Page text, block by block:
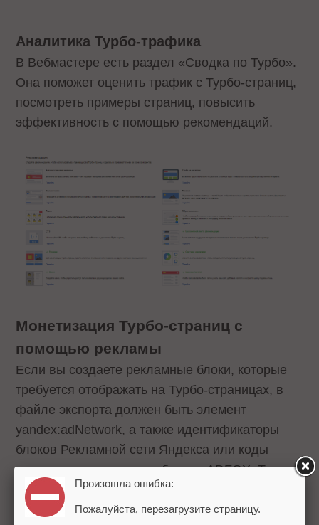
Аналитика Турбо-трафика
В Вебмастере есть раздел «Сводка по Турбо».
Она поможет оценить трафик с Турбо-страниц,
посмотреть примеры страниц, повысить
эффективность с помощью рекомендаций.
Монетизация Турбо-страниц с
помощью рекламы
Если вы создаете рекламные блоки, которые
требуется отображать на Турбо-страницах, в
файле экспорта должен быть элемент
yandex:adNetwork, а также идентификаторы
блоков Рекламной сети Яндекса или коды
вставки для рекламных блоков ADFOX. Также
важно, чтобы на странице было указано, где
именно будут размещены рекламные
Произошла ошибка:
Пожалуйста, перезагрузите страницу.